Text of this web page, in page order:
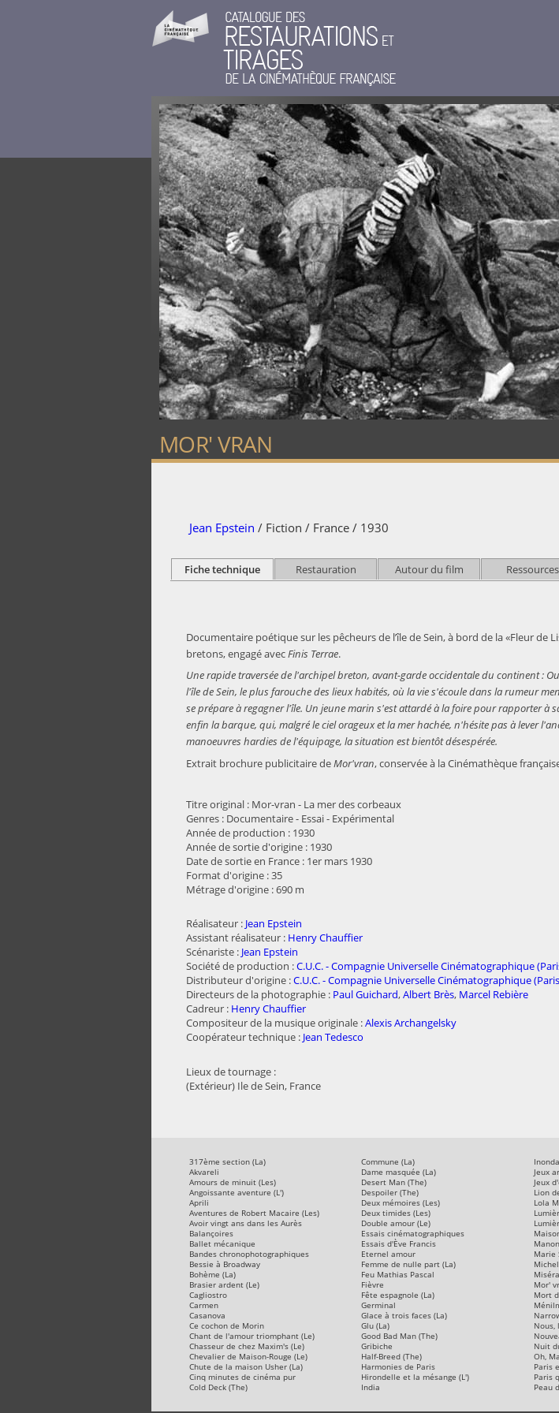
MOR' VRAN
Jean Epstein / Fiction / France / 1930
Fiche technique Restauration Autour du film Ressources
Documentaire poétique sur les pêcheurs de l’île de Sein, à bord de la «Fleur de
bretons, engagé avecFinis Terrae.
Une rapide traversée de l'archipel breton, avant-garde occidentale du continent :
l'île de Sein, le plus farouche des lieux habités, où la vie s'écoule dans la rumeur
se prépare à regagner l'île. Un jeune marin s'est attardé à la foire pour rapporter à
enfin la barque, qui, malgré le ciel orageux et la mer hachée, n'hésite pas à lever
manoeuvres hardies de l'équipage, la situation est bientôt désespérée.
Extrait brochure publicitaire deMor'vran, conservée à la Cinémathèque
Titre original : Mor-vran - La mer des corbeaux
Genres : Documentaire - Essai - Expérimental
Année de production : 1930
Année de sortie d'origine : 1930
Date de sortie en France : 1er mars 1930
Format d'origine : 35
Métrage d'origine : 690 m
Réalisateur : Jean Epstein
Assistant réalisateur : Henry Chauffier
Scénariste : Jean Epstein
Société de production :C.U.C. - Compagnie Universelle Cinématographique
Distributeur d'origine :C.U.C. - Compagnie Universelle Cinématographique
Directeurs de la photographie : Paul Guichard,Albert Brès, Marcel Rebière
Cadreur : Henry Chauffier
Compositeur de la musique originale :Alexis Archangelsky
Coopérateur technique : Jean Tedesco
Lieux de tournage :
(Extérieur) Ile de Sein, France
317ème section (La)
Akvareli
Amours de minuit (Les)
Angoissante aventure (L')
Aprili
Aventures de Robert Macaire (Les)
Avoir vingt ans dans les Aurès
Balançoires
Ballet mécanique
Bandes chronophotographiques
Bessie à Broadway
Bohème (La)
Brasier ardent (Le)
Cagliostro
Carmen
Casanova
Ce cochon de Morin
Chant de l'amour triomphant (Le)
Chasseur de chez Maxim's (Le)
Chevalier de Maison-Rouge (Le)
Chute de la maison Usher (La)
Cinq minutes de cinéma pur
Cold Deck (The)
Commune (La)
Dame masquée (La)
Desert Man (The)
Despoiler (The)
Deux mémoires (Les)
Deux timides (Les)
Double amour (Le)
Essais cinématographiques
Essais d'Ève Francis
Eternel amour
Femme de nulle part (La)
Feu Mathias Pascal
Fièvre
Fête espagnole (La)
Germinal
Glace à trois faces (La)
Glu (La)
Good Bad Man (The)
Gribiche
Half-Breed (The)
Harmonies de Paris
Hirondelle et la mésange (L')
India
Jeux
Jeux
Lion
Lola
Marie
Mor'
Mort
Nous,
Nuit
Oh,
Paris
Paris
Peau